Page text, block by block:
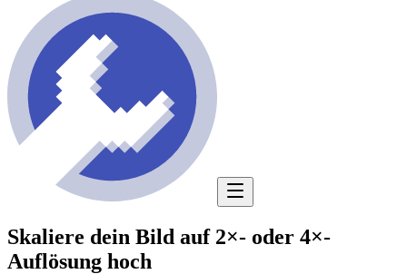
Skaliere dein Bild auf 2×- oder 4×-
Auflösung hoch